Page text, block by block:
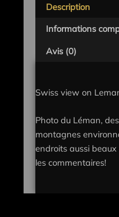
Description
Informations
Avis (0)
Swiss view on
Photo du Léman,
montagnes
endroits aussi beaux
les commentaires!